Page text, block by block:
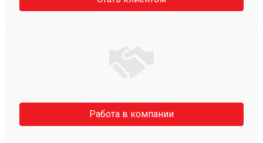
Работа в компании